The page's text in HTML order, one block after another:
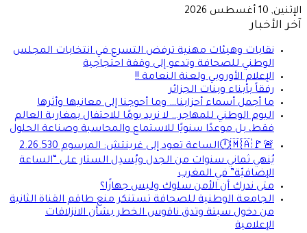
الإثنين, 10 أغسطس 2026
آخر الأخبار
نقابات وهيئات مهنية ترفض التسرع في انتخابات المجلس
الوطني للصحافة وتدعو إلى وقفة احتجاجية
الإعلام الأوروبي ولعنة النعامة !!
رفقاً بأبناء وبنات الجزائر
ما أجمل أسماء أحزابنا… وما أحوجنا إلى معانيها وأثرها
اليوم الوطني للمهاجر… لا نريد يومًا للاحتفال بمغاربة العالم
فقط، بل موعدًا سنويًا للاستماع والمحاسبة وصناعة الحلول
🚨🚩🇲🇦🕛الساعة تعود إلى غرينتش: المرسوم 2.26.530
يُنهي ثماني سنوات من الجدل ويُسدِل الستار على “الساعة
الإضافيّة” في المغرب
متى ندرك أن الأمن سلوك وليس جهازًا؟
الجامعة الوطنية للصحافة تستنكر منع طاقم القناة الثانية
من دخول سبتة وتدق ناقوس الخطر بشأن الانزلاقات
الإعلامية